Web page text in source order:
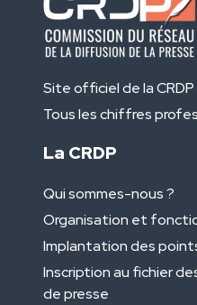
Site officiel de la CRDP
Tous les chiffres
La CRDP
Qui sommes-nous ?
Organisation et
Implantation des
Inscription au fichier
de presse